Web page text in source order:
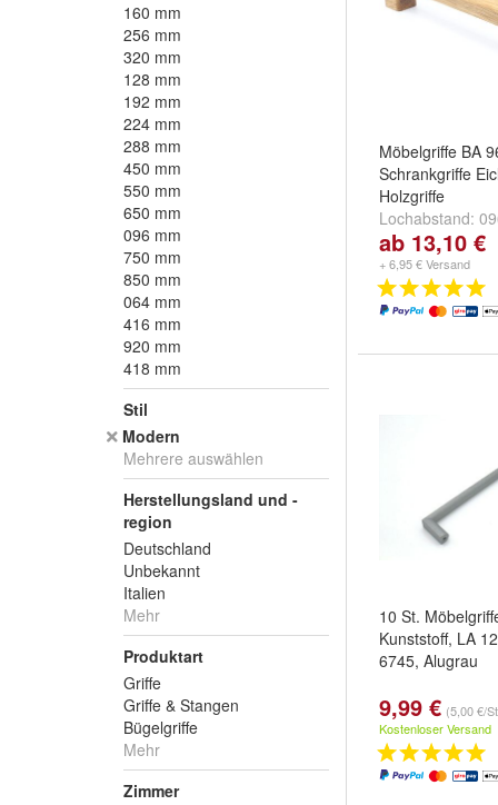
160 mm
256 mm
320 mm
128 mm
192 mm
224 mm
288 mm
450 mm
550 mm
650 mm
096 mm
750 mm
850 mm
064 mm
416 mm
920 mm
418 mm
Stil
Modern
Mehrere auswählen
Herstellungsland und -
region
Deutschland
Unbekannt
Italien
Mehr
Produktart
Griffe
Griffe & Stangen
Bügelgriffe
Mehr
Zimmer
Möbelgriffe BA
Schrankgriffe
Holzgriffe
Lochabstand:
mm ,160 mm und
ab 13,10 €
+ 6,95 € Versand
10 St.
Kunststoff, LA
6745, Alugrau
9,99 € (5,00 €/
Kostenloser Versand